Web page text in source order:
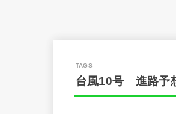
台風10号 進路予